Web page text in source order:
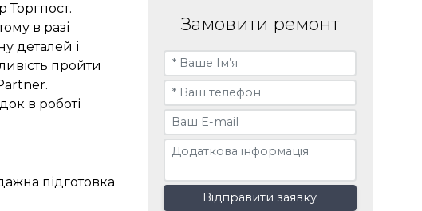
Торгпост.
в разі
деталей і
пройти
в роботі
підготовка
Замовити ремонт
Відправити заявку